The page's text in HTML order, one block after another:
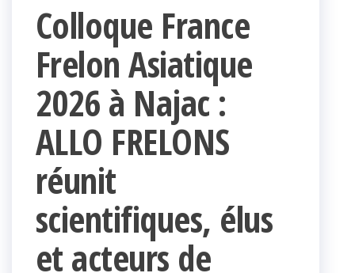
Colloque France
Frelon Asiatique
2026 à Najac :
ALLO FRELONS
réunit
scientifiques, élus
et acteurs de